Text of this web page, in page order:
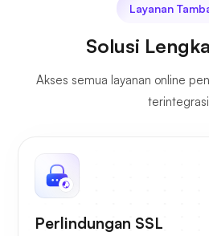
Layanan
Solusi
Akses semua layanan online
Perlindungan SSL